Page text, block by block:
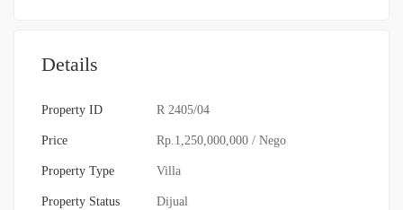
Details
Property ID R 2405/04
Price Rp.1,250,000,000 / Nego
Property Type Villa
Property Status Dijual